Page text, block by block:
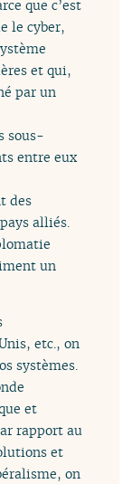
que c’est
le cyber,
et qui,
par un
sous-
entre eux
des
alliés.
un
etc., on
systèmes.
et
rapport au
et
on